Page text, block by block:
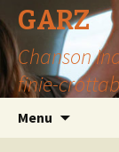
GARZ
Chanson
finie-
Menu